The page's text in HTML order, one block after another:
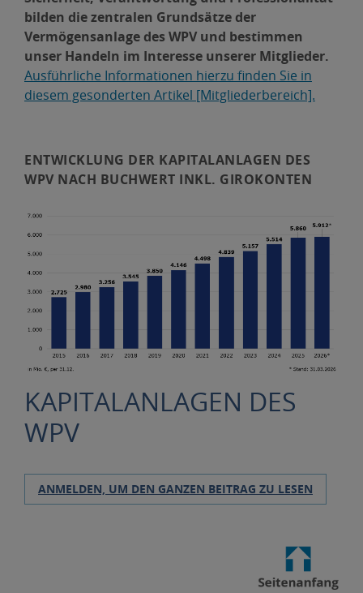
bilden die zentralen Grundsätze der
Vermögensanlage des WPV und bestimmen
unser Handeln im Interesse unserer Mitglieder.
Ausführliche Informationen hierzu finden Sie in
diesem gesonderten Artikel [Mitgliederbereich].
ENTWICKLUNG DER KAPITALANLAGEN DES
WPV NACH BUCHWERT INKL. GIROKONTEN
KAPITALANLAGEN DES
WPV
ANMELDEN, UM DEN GANZEN BEITRAG ZU LESEN